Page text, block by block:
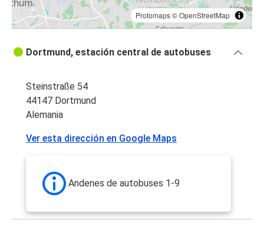
Protomaps©OpenStreetMap
Dortmund, estación central de autobuses
Steinstraße 54
44147 Dortmund
Alemania
Ver esta dirección en Google Maps
Andenes de autobuses 1-9